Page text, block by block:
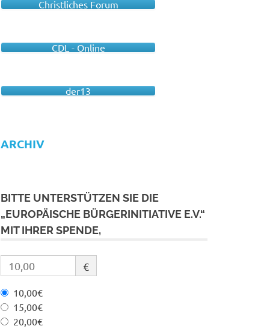
Christliches Forum
CDL - Online
der13
ARCHIV
BITTE UNTERSTÜTZEN SIE DIE
„EUROPÄISCHE BÜRGERINITIATIVE E.V.“
MIT IHRER SPENDE,
€
10,00€
15,00€
20,00€